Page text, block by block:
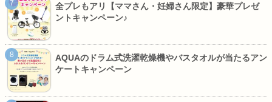
全プレもアリ【ママさん・妊婦さん限定】豪華プレゼ
ントキャンペーン♪
AQUAのドラム式洗濯乾燥機やバスタオルが当たるアン
ケートキャンペーン